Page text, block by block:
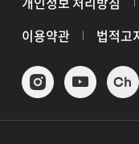
이용약관
법적고